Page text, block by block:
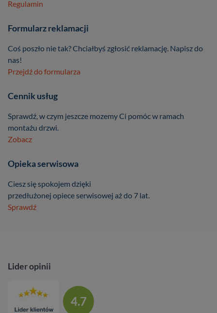
Regulamin
Formularz reklamacji
Coś poszło nie tak? Chciałbyś zgłosić reklamację. Napisz do
nas!
Przejdź do formularza
Cennik usług
Sprawdź, w czym jeszcze mozemy Ci pomóc w ramach
montażu drzwi.
Zobacz
Opieka serwisowa
Ciesz się spokojem dzięki
przedłużonej opiece serwisowej aż do 7 lat.
Sprawdź
Lider opinii
4.7